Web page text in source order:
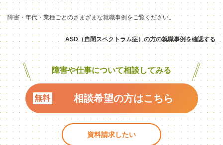
障害・年代・業種ごとのさまざま な就職事例をご覧ください。
ASD（自閉スペクトラム症）の方の就職事例を確認する
障害や仕事について相談してみる
相談希望の方はこちら
資料請求したい